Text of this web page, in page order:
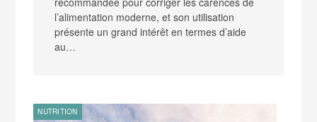
l’alimentation moderne, et son utilisation
présente un grand intérêt en termes d’aide
au…
NUTRITION